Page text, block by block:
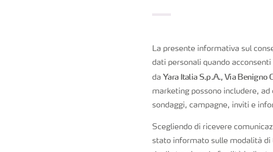
La presente informativa sul
dati personali quando
da Yara Italia S.p.A., Via
marketing possono includere,
sondaggi, campagne, inviti e
Scegliendo di ricevere
stato informato sulle modalità